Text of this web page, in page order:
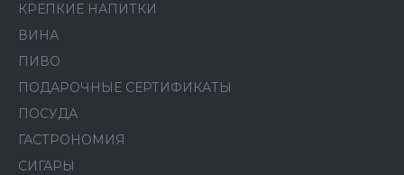
КРЕПКИЕ НАПИТКИ
ВИНА
ПИВО
ПОДАРОЧНЫЕ СЕРТИФИКАТЫ
ПОСУДА
ГАСТРОНОМИЯ
СИГАРЫ